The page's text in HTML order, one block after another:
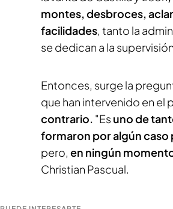
montes, desbroces,
facilidades, tanto la
se dedican a la
Entonces, surge la
que han intervenido en el
contrario. "Es uno de
formaron por algún caso
pero, en ningún
Christian Pascual.